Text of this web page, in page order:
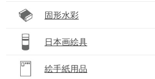
固形水彩
日本画絵具
絵手紙用品